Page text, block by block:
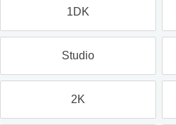
1DK
Studio
2K